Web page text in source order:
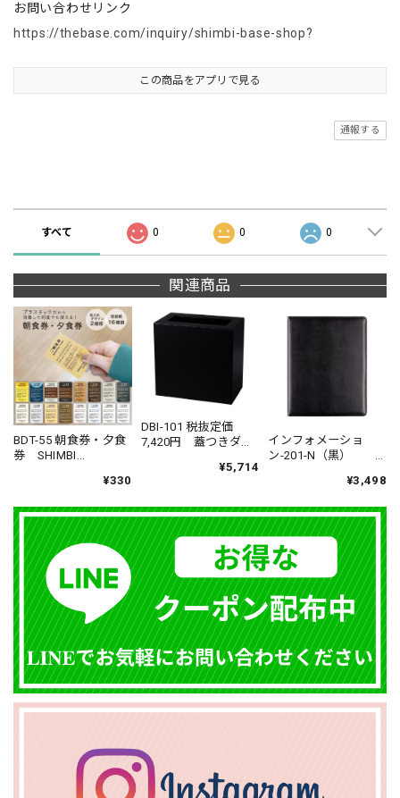
お問い合わせリンク
https://thebase.com/inquiry/shimbi-base-shop?
この商品をアプリで見る
通報する
すべて 0 0 0
関連商品
BDT-55 朝食券・夕食
券 SHIMBI
サッポロ） UV-食事
¥330
DBI-101 税抜定価
7,420円 蓋つきダス
ル ＃旅館 ＃客¥5,714
インフォメーショ
ン-201-N（黒）
対応 メニューブッ
¥3,498